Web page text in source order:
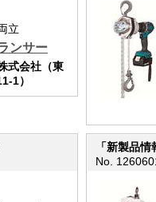
立
ンサー
式会社（東
1）
「新製品
No.